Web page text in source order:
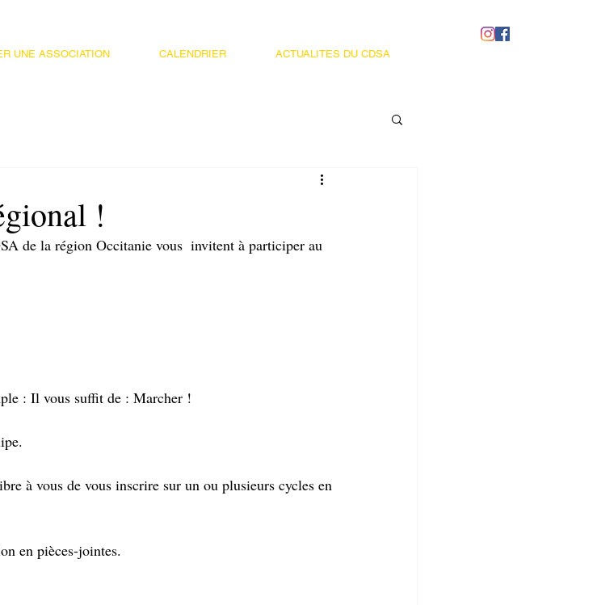
UNE ASSOCIATION CALENDRIER ACTUALITES DU CDSA
!
de la région Occitanie vous  invitent à participer au
: Il vous suffit de : Marcher !
en pièces-jointes.